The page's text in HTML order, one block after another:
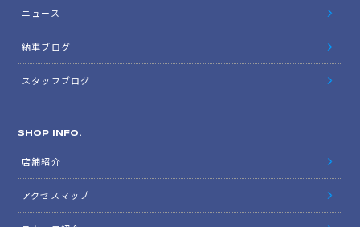
ニュース
納車ブログ
スタッフブログ
SHOP INFO.
店舗紹介
アクセスマップ